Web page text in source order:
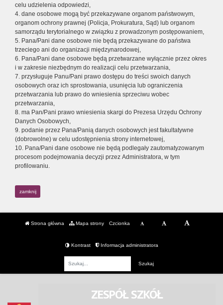
celu udzielenia odpowiedzi,
4. dane osobowe mogą być przekazywane organom państwowym,
organom ochrony prawnej (Policja, Prokuratura, Sąd) lub organom
samorządu terytorialnego w związku z prowadzonym postępowaniem,
5. Pana/Pani dane osobowe nie będą przekazywane do państwa
trzeciego ani do organizacji międzynarodowej,
6. Pana/Pani dane osobowe będą przetwarzane wyłącznie przez okres
i w zakresie niezbędnym do realizacji celu przetwarzania,
7. przysługuje Panu/Pani prawo dostępu do treści swoich danych
osobowych oraz ich sprostowania, usunięcia lub ograniczenia
przetwarzania lub prawo do wniesienia sprzeciwu wobec
przetwarzania,
8. ma Pan/Pani prawo wniesienia skargi do Prezesa Urzędu Ochrony
Danych Osobowych,
9. podanie przez Pana/Panią danych osobowych jest fakultatywne
(dobrowolne) w celu udostępnienia strony internetowej,
10. Pana/Pani dane osobowe nie będą podlegały zautomatyzowanym
procesom podejmowania decyzji przez Administratora, w tym
profilowaniu.
zamknij
Strona główna Mapa strony Czcionka
Kontrast Informacja administratora
ZESPÓŁ SZKÓŁ